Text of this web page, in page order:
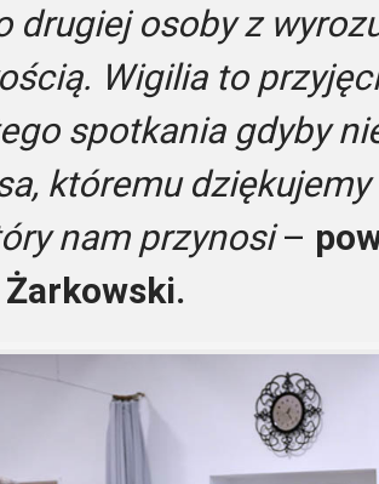
drugiej osoby z
Wigilia to
spotkania gdyby
któremu
nam przynosi–